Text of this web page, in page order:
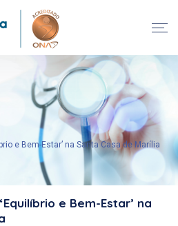
e Bem-Estar’ na Santa Casa de Marília
e Bem-Estar’ na